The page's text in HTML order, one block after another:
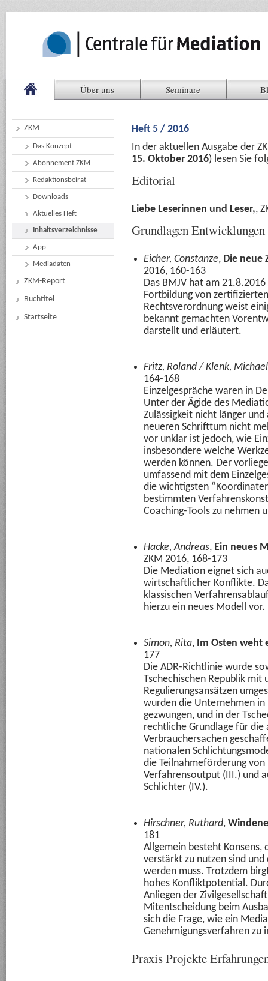
Über uns Seminare
ZKM
Das Konzept
Abonnement ZKM
Redaktionsbeirat
Downloads
Aktuelles Heft
Inhaltsverzeichnisse
App
Mediadaten
ZKM-Report
Buchtitel
Startseite
Heft 5 / 2016
In der aktuellen Ausgabe der
15. Oktober 2016) lesen Sie
Editorial
Liebe Leserinnen und Leser,,
Grundlagen
Eicher, Constanze, Die neue
2016, 160-163
Das BMJV hat am
Fortbildung von
Rechtsverordnung weist
bekannt gemachten
darstellt und erläutert.
Fritz, Roland / Klenk, Michael
164-168
Einzelgespräche waren in
Unter der Ägide des
Zulässigkeit nicht länger
neueren Schrifttum nicht
vor unklar ist jedoch, wie
insbesondere welche
werden können. Der
umfassend mit dem
die wichtigsten
bestimmten
Coaching-Tools zu nehmen
Hacke, Andreas, Ein neues
ZKM 2016, 168-173
Die Mediation eignet sich
wirtschaftlicher Konflikte.
klassischen
hierzu ein neues Modell vor.
Simon, Rita, Im Osten weht
177
Die ADR-Richtlinie wurde
Tschechischen Republik mit
Regulierungsansätzen
wurden die Unternehmen
gezwungen, und in der
rechtliche Grundlage für
Verbrauchersachen
nationalen
die Teilnahmeförderung
Verfahrensoutput (III.) und
Schlichter (IV.).
Hirschner, Ruthard,
181
Allgemein besteht Konsens,
verstärkt zu nutzen sind
werden muss. Trotzdem
hohes Konfliktpotential.
Anliegen der
Mitentscheidung beim
sich die Frage, wie ein
Genehmigungsverfahren zu
Praxis Projekte